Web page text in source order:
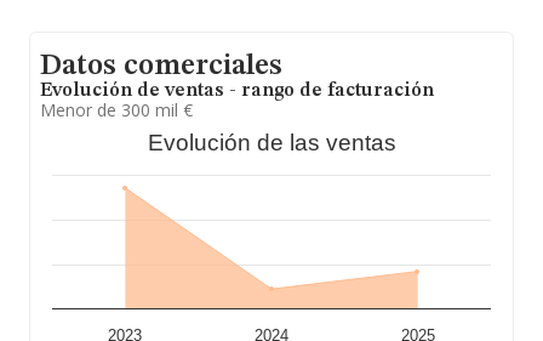
Datos comerciales
Evolución de ventas - rango de facturación
Menor de 300 mil €
Evolución de las ventas
2023 2024 2025